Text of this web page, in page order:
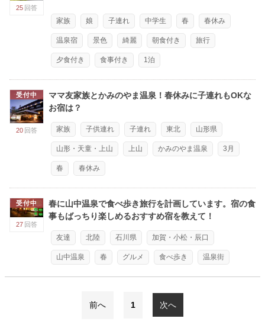
25 回答
家族 娘 子連れ 中学生 春 春休み
温泉宿 景色 綺麗 朝食付き 旅行
夕食付き 食事付き 1泊
受付中
20 回答
ママ友家族とかみのやま温泉！春休みに子連れもOKな
お宿は？
家族 子供連れ 子連れ 東北 山形県
山形・天童・上山 上山 かみのやま温泉 3月
春 春休み
受付中
27 回答
春に山中温泉で食べ歩き旅行を計画しています。宿の食
事もばっちり楽しめるおすすめ宿を教えて！
友達 北陸 石川県 加賀・小松・辰口
山中温泉 春 グルメ 食べ歩き 温泉街
前へ 1 次へ